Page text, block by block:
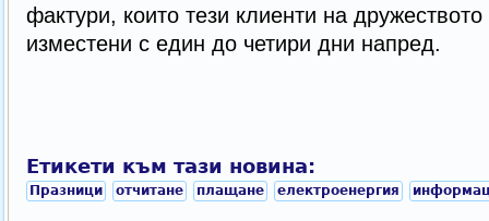
фактури, които тези клиенти на
изместени с един до четири дни напред.
Етикети към тази новина:
Празници отчитане плащане електроенергия